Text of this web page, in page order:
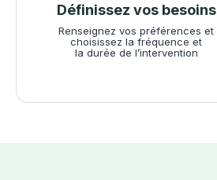
Définissez vos besoins
Renseignez vos préférences et
choisissez la fréquence et
la durée de l’intervention